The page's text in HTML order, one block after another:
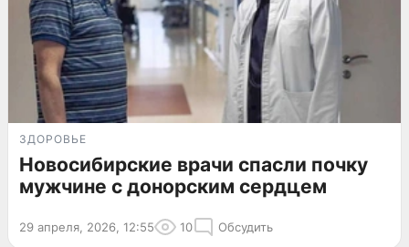
ЗДОРОВЬЕ
Новосибирские врачи спасли почку
мужчине с донорским сердцем
29 апреля, 2026, 12:55 10 Обсудить